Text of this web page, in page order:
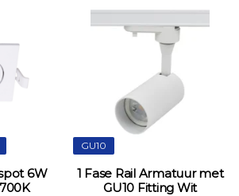
6W
GU10
1 Fase Rail Armatuur met
GU10 Fitting Wit